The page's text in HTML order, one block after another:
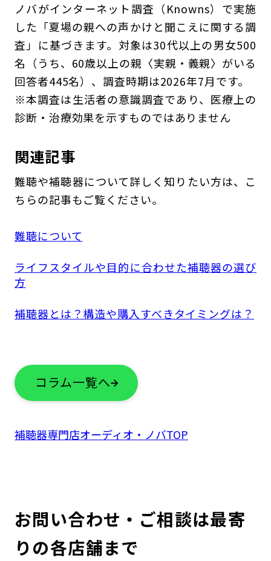
ノバがインターネット調査（Knowns）で実施
した「夏場の親への声かけと聞こえに関する調
査」に基づきます。対象は30代以上の男女500
名（うち、60歳以上の親〈実親・義親〉がいる
回答者445名）、調査時期は2026年7月です。
※本調査は生活者の意識調査であり、医療上の
診断・治療効果を示すものではありません
関連記事
難聴や補聴器について詳しく知りたい方は、こ
ちらの記事もご覧ください。
難聴について
ライフスタイルや目的に合わせた補聴器の選び
方
補聴器とは？構造や購入すべきタイミングは？
コラム一覧へ
補聴器専門店オーディオ・ノバTOP
お問い合わせ・ご相談は最寄
りの各店舗まで